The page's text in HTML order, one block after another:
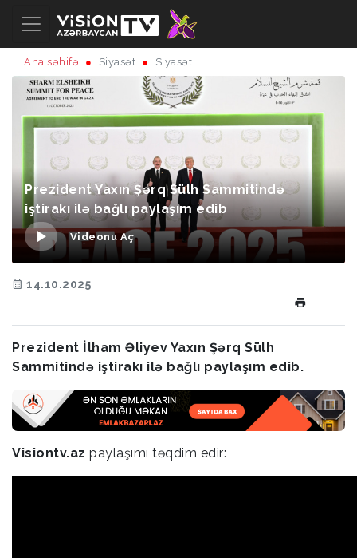
Ana səhifə Siyasət Siyasət
Prezident Yaxın Şərq Sülh Sammitində
iştirakı ilə bağlı paylaşım edib
Videonu Aç
14.10.2025
Prezident İlham Əliyev Yaxın Şərq Sülh
Sammitində iştirakı ilə bağlı paylaşım edib.
Visiontv.az paylaşımı təqdim edir: